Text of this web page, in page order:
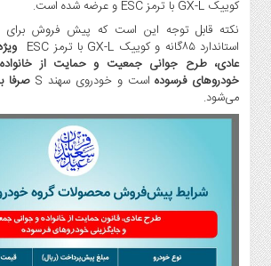
بین
الملل
نگاه
روز
گوناگون
کوییک GX-L با ترمز ESC و عرضه شده است.
استاندارد ۸۵گانه و کوییک GX-L با ترمز ESC
عادی، طرح جوانی جمعیت و حمایت از
خودروهای فرسودهاست و خودروی سهند S صرفا
می‌شود.